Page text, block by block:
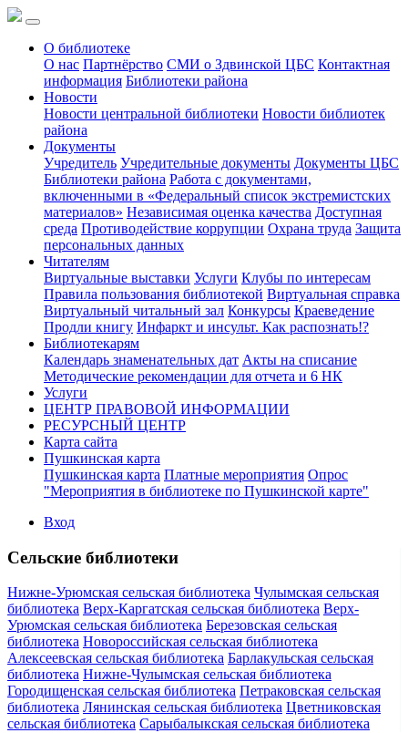
О библиотеке
О нас Партнёрство СМИ о Здвинской ЦБС Контактная
информация Библиотеки района
Новости
Новости центральной библиотеки Новости библиотек
района
Документы
Учредитель Учредительные документы Документы ЦБС
Библиотеки района Работа с документами,
включенными в «Федеральный список экстремистских
материалов» Независимая оценка качества Доступная
среда Противодействие коррупции Охрана труда Защита
персональных данных
Читателям
Виртуальные выставки Услуги Клубы по интересам
Правила пользования библиотекой Виртуальная справка
Виртуальный читальный зал Конкурсы Краеведение
Продли книгу Инфаркт и инсульт. Как распознать!?
Библиотекарям
Календарь знаменательных дат Акты на списание
Методические рекомендации для отчета и 6 НК
Услуги
ЦЕНТР ПРАВОВОЙ ИНФОРМАЦИИ
РЕСУРСНЫЙ ЦЕНТР
Карта сайта
Пушкинская карта
Пушкинская карта Платные мероприятия Опрос
"Мероприятия в библиотеке по Пушкинской карте"
Вход
Сельские библиотеки
Нижне-Урюмская сельская библиотека Чулымская сельская
библиотека Верх-Каргатская сельская библиотека Верх-
Урюмская сельская библиотека Березовская сельская
библиотека Новороссийская сельская библиотека
Алексеевская сельская библиотека Барлакульская сельская
библиотека Нижне-Чулымская сельская библиотека
Городищенская сельская библиотека Петраковская сельская
библиотека Лянинская сельская библиотека Цветниковская
сельская библиотека Сарыбалыкская сельская библиотека